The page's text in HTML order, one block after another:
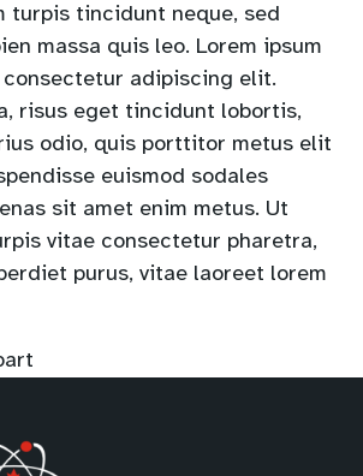
turpis tincidunt neque, sed
massa quis leo. Lorem ipsum
adipiscing elit.
risus eget tincidunt lobortis,
odio, quis porttitor metus elit
euismod sodales
sit amet enim metus. Ut
vitae consectetur pharetra,
purus, vitae laoreet lorem